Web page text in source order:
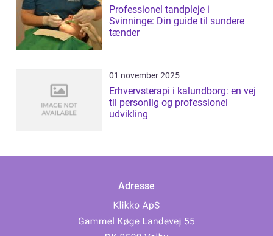
Professionel tandpleje i
Svinninge: Din guide til sundere
tænder
01 november 2025
Erhvervsterapi i kalundborg: en vej
til personlig og professionel
udvikling
Adresse